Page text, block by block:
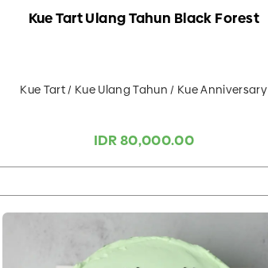
Kue Tart Ulang Tahun Black Forest
Kue Tart / Kue Ulang Tahun / Kue Anniversary
IDR 80,000.00